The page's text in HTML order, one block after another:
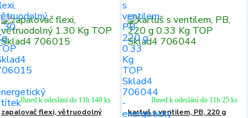
zapalovač flexi, větruodolný
Ihned k odeslání do 11h 148 ks
kartuš s ventilem, PB, 220 g
Ihned k odeslání do 11h 25 ks